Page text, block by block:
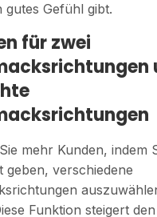
gutes Gefühl gibt.
für zwei
mehr Kunden, indem
geben, verschiedene
Funktion steigert